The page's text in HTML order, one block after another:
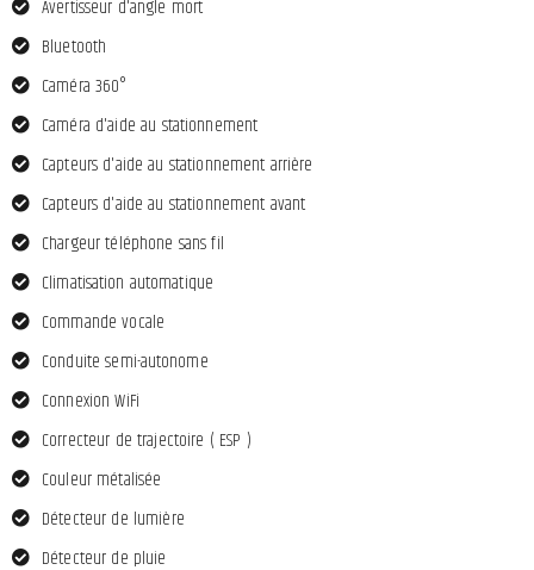
Avertisseur d'angle mort
Bluetooth
Caméra 360°
Caméra d'aide au stationnement
Capteurs d'aide au stationnement arrière
Capteurs d'aide au stationnement avant
Chargeur téléphone sans fil
Climatisation automatique
Commande vocale
Conduite semi-autonome
Connexion WiFi
Correcteur de trajectoire ( ESP )
Couleur métalisée
Détecteur de lumière
Détecteur de pluie